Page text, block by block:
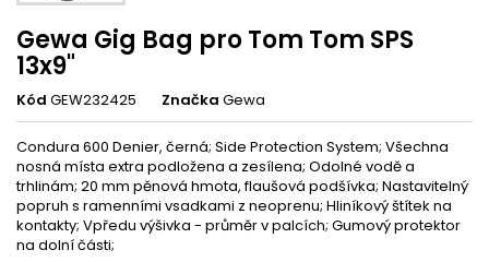
Gewa Gig Bag pro Tom Tom SPS
13x9"
Kód GEW232425 Značka Gewa
Condura 600 Denier, černá; Side Protection System; Všechna
nosná místa extra podložena a zesílena; Odolné vodě a
trhlinám; 20 mm pěnová hmota, flaušová podšívka; Nastavitelný
popruh s ramenními vsadkami z neoprenu; Hliníkový štítek na
kontakty; Vpředu výšivka - průměr v palcích; Gumový protektor
na dolní části;